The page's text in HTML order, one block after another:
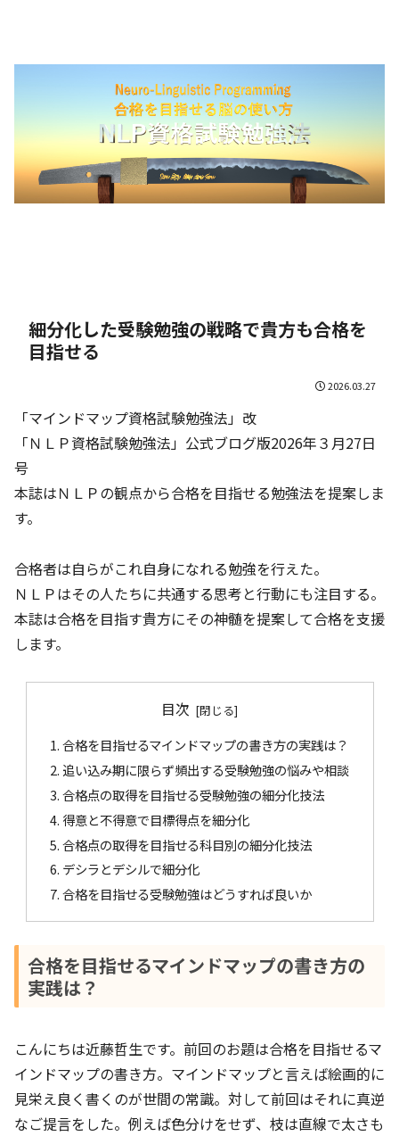
細分化した受験勉強の戦略で貴方も合格を
目指せる
2026.03.27
「マインドマップ資格試験勉強法」改
「ＮＬＰ資格試験勉強法」公式ブログ版2026年３月27日
号
本誌はＮＬＰの観点から合格を目指せる勉強法を提案しま
す。
合格者は自らがこれ自身になれる勉強を行えた。
ＮＬＰはその人たちに共通する思考と行動にも注目する。
本誌は合格を目指す貴方にその神髄を提案して合格を支援
します。
目次
合格を目指せるマインドマップの書き方の実践は？
追い込み期に限らず頻出する受験勉強の悩みや相談
合格点の取得を目指せる受験勉強の細分化技法
得意と不得意で目標得点を細分化
合格点の取得を目指せる科目別の細分化技法
デシラとデシルで細分化
合格を目指せる受験勉強はどうすれば良いか
合格を目指せるマインドマップの書き方の
実践は？
こんにちは近藤哲生です。前回のお題は合格を目指せるマ
インドマップの書き方。マインドマップと言えば絵画的に
見栄え良く書くのが世間の常識。対して前回はそれに真逆
なご提言をした。例えば色分けをせず、枝は直線で太さも